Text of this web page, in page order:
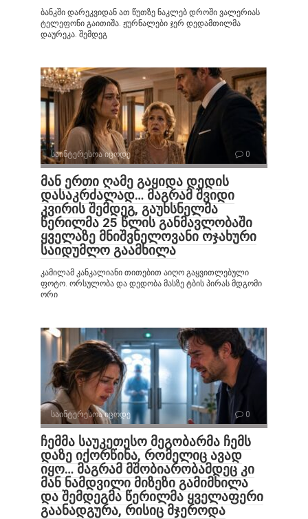
ბანკში დარეკვიდან ათ წუთზე ნაკლებ დროში ვალერიას
ტელეფონი გაითიშა. ჟურნალები ჯერ დედამთილმა
დაურეკა. შემდეგ
საინტერესოა იცოდე 0
მან ერთი ღამე გაყიდა დედის
დასაკრძალად… მაგრამ შვიდი
კვირის შემდეგ, გაუხსნელმა
წერილმა 25 წლის განმავლობაში
ყველაზე მნიშვნელოვანი ოჯახური
საიდუმლო გაამხილა
კამილამ კანკალიანი თითებით აიღო გაყვითლებული
ფოტო. ორსულობა და დედობა მასზე ტბის პირას მდგომი
ორი
საინტერესოა იცოდე 0
ჩემმა საუკეთესო მეგობარმა ჩემს
დაზე იქორწინა, რომელიც ავად
იყო… მაგრამ მშობიარობამდეც კი
მან ნამდვილი მიზეზი გამიმხილა
და შემდეგმა წერილმა ყველაფერი
გაანადგურა, რისიც მჯეროდა